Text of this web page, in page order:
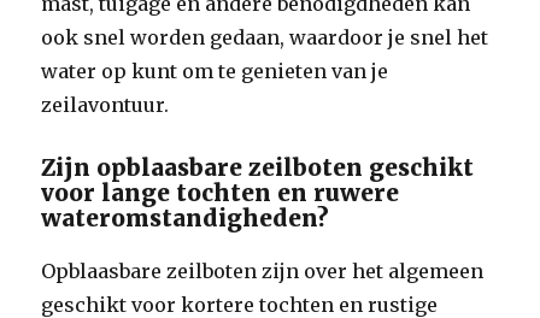
ook snel worden gedaan, waardoor je snel het
water op kunt om te genieten van je
zeilavontuur.
Zijn opblaasbare zeilboten geschikt
voor lange tochten en ruwere
wateromstandigheden?
Opblaasbare zeilboten zijn over het algemeen
geschikt voor kortere tochten en rustige